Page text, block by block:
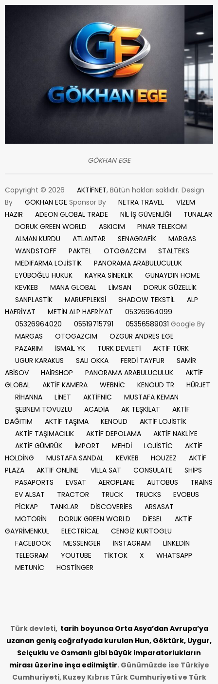
GÖKHAN EGE
Copyright © 2026 AKTİFNET, Bütün hakları saklıdır. Design
By
GÖKHAN EGE Sponsor By NETRA TRAVEL
VİZEM
HAZIR
ADEON GLOBAL TRADE NİL İŞ GÜVENLİĞİ
TUNALAR
DORUK GREEN WORLD
ASKICIM
PINAR TELEKOM
ALMAN KURDU
ATLANTAR SENAGRAFİK
MARGAS
WANDSTOFF
PAKTEL OTOGAZCIM
STALTEKS
MEDİFARMA LOJİSTİK
PANORAMA ARABULUCULUK
EYÜBOĞLU HUKUK
KAYRA SİNEKLİK
GÜNAYDIN HOME
KEVKEB
MANA GLOBAL LİMSAN
DORUK GÜZELLİK
SANPLASTİK
MARUFPLEKSİ SHADOW TEKSTİL
ALP
HAFRİYAT
METİN ALP HAFRİYAT
05326964099
05326964020
05519715791 05356589031 Google By
MARGAS
OTOGAZCIM
ÖZGÜR ANDRES EGE
PAZARIM
İSMAİL YK TURK DEVLETİ
AKTİF TÜRK
UGUR KARAKUS
SALI OKKA FERDİ TAYFUR
SAMİR
ABİSOV
HAİRSHOP PANORAMA ARABULUCULUK
AKTİF
GLOBAL
AKTİF KAMERA WEBNİC KENOUD TR
HÜRJET
RİHANNA
LİNET AKTİFNİC
MUSTAFA KEMAN
ŞEBNEM TOVUZLU
ACADİA AK TEŞKİLAT
AKTİF
DAĞITIM
AKTİF TAŞIMA KENOUD
AKTİF LOJİSTİK
AKTİF TAŞIMACILIK
AKTİF DEPOLAMA
AKTİF NAKLİYE
AKTİF GÜMRÜK
İMPORT MEHDİ LOJİSTİC
AKTİF
HOLDİNG
MUSTAFA SANDAL KEVKEB HOUZEZ
AKTİF
PLAZA
AKTİF ONLİNE VİLLA SAT CONSULATE
SHİPS
PASAPORTS
EVSAT AEROPLANE AUTOBUS
TRAİNS
EV ALSAT
TRACTOR TRUCK TRUCKS
EVOBUS
PİCKAP
TANKLAR DİSCOVERİES
ARSASAT
MOTORİN
DORUK GREEN WORLD DİESEL
AKTİF
GAYRİMENKUL
ELECTRİCAL
CENGİZ KURTOGLU
FACEBOOK
MESSENGER İNSTAGRAM
LİNKEDİN
TELEGRAM
YOUTUBE TİKTOK X
WHATSAPP
METUNİC
HOSTİNGER
Türk devleti, tarih boyunca Orta Asya’dan Avrupa’ya
uzanan geniş coğrafyada kurulan Hun, Göktürk, Uygur,
Selçuklu ve Osmanlı gibi büyük imparatorlukların
mirası üzerine inşa edilmiştir. Günümüzde ise Türkiye
Cumhuriyeti, Kuzey Kıbrıs Türk Cumhuriyeti ve Türk